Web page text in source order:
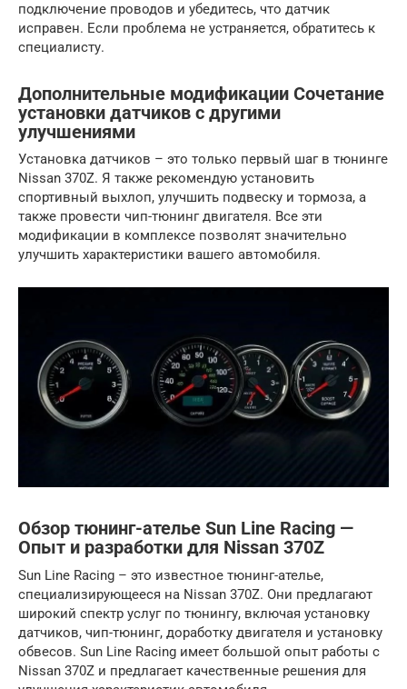
подключение проводов и убедитесь, что датчик
исправен. Если проблема не устраняется, обратитесь к
специалисту.
Дополнительные модификации Сочетание
установки датчиков с другими
улучшениями
Установка датчиков – это только первый шаг в тюнинге
Nissan 370Z. Я также рекомендую установить
спортивный выхлоп, улучшить подвеску и тормоза, а
также провести чип-тюнинг двигателя. Все эти
модификации в комплексе позволят значительно
улучшить характеристики вашего автомобиля.
Обзор тюнинг-ателье Sun Line Racing —
Опыт и разработки для Nissan 370Z
Sun Line Racing – это известное тюнинг-ателье,
специализирующееся на Nissan 370Z. Они предлагают
широкий спектр услуг по тюнингу, включая установку
датчиков, чип-тюнинг, доработку двигателя и установку
обвесов. Sun Line Racing имеет большой опыт работы с
Nissan 370Z и предлагает качественные решения для